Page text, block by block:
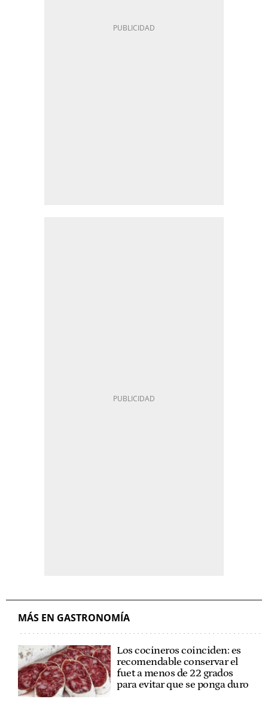
MÁS EN GASTRONOMÍA
Los cocineros coinciden: es
recomendable conservar el
fuet a menos de 22 grados
para evitar que se ponga duro